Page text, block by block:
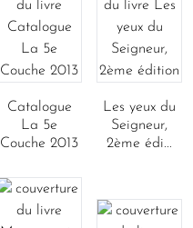
Catalogue
La 5e
Couche 2013
Les yeux du
Seigneur,
2ème édi...